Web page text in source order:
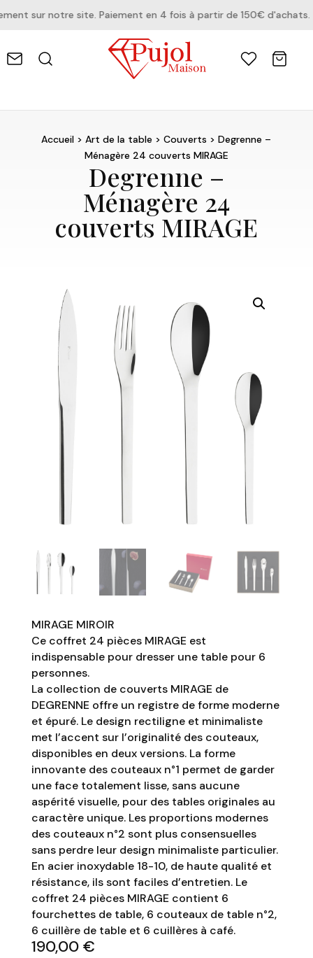
sur notre site. Paiement en 4 fois à partir de 150€ d'achats.
Accueil >Art de la table >Couverts > Degrenne –
Ménagère 24 couverts MIRAGE
Degrenne –
Ménagère 24
couverts MIRAGE
MIRAGE MIROIR
Ce coffret 24 pièces MIRAGE est
indispensable pour dresser une table pour 6
personnes.
La collection de couverts MIRAGE de
DEGRENNE offre un registre de forme moderne
et épuré. Le design rectiligne et minimaliste
met l’accent sur l’originalité des couteaux,
disponibles en deux versions. La forme
innovante des couteaux n°1 permet de garder
une face totalement lisse, sans aucune
aspérité visuelle, pour des tables originales au
caractère unique. Les proportions modernes
des couteaux n°2 sont plus consensuelles
sans perdre leur design minimaliste particulier.
En acier inoxydable 18-10, de haute qualité et
résistance, ils sont faciles d’entretien. Le
coffret 24 pièces MIRAGE contient 6
fourchettes de table, 6 couteaux de table n°2,
6 cuillère de table et 6 cuillères à café.
190,00 €